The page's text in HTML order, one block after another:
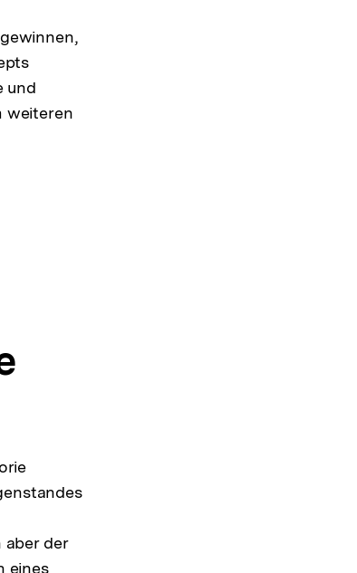
und
weiteren
der
eines